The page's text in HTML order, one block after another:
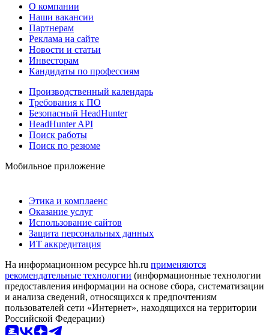
О компании
Наши вакансии
Партнерам
Реклама на сайте
Новости и статьи
Инвесторам
Кандидаты по профессиям
Производственный календарь
Требования к ПО
Безопасный HeadHunter
HeadHunter API
Поиск работы
Поиск по резюме
Мобильное приложение
Этика и комплаенс
Оказание услуг
Использование сайтов
Защита персональных данных
ИТ аккредитация
На информационном ресурсе hh.ru применяются
рекомендательные технологии (информационные технологии
предоставления информации на основе сбора, систематизации
и анализа сведений, относящихся к предпочтениям
пользователей сети «Интернет», находящихся на территории
Российской Федерации)